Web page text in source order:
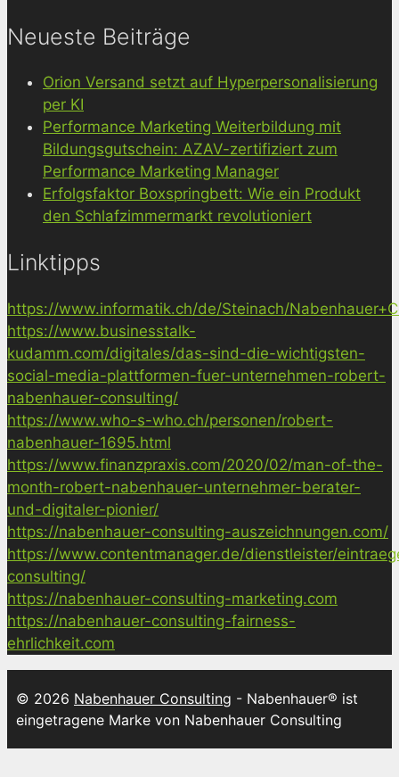
Neueste Beiträge
Orion Versand setzt auf Hyperpersonalisierung
per KI
Performance Marketing Weiterbildung mit
Bildungsgutschein: AZAV-zertifiziert zum
Performance Marketing Manager
Erfolgsfaktor Boxspringbett: Wie ein Produkt
den Schlafzimmermarkt revolutioniert
Linktipps
https://www.informatik.ch/de/Steinach/
https://www.businesstalk-
kudamm.com/digitales/das-sind-die-wichtigsten-
social-media-plattformen-fuer-unternehmen-robert-
nabenhauer-consulting/
https://www.who-s-who.ch/personen/robert-
nabenhauer-1695.html
https://www.finanzpraxis.com/2020/02/man-of-the-
month-robert-nabenhauer-unternehmer-berater-
und-digitaler-pionier/
https://nabenhauer-consulting-auszeichnungen.com/
https://www.contentmanager.de/dienstleister/
consulting/
https://nabenhauer-consulting-marketing.com
https://nabenhauer-consulting-fairness-
ehrlichkeit.com
© 2026 Nabenhauer Consulting - Nabenhauer® ist
eingetragene Marke von Nabenhauer Consulting